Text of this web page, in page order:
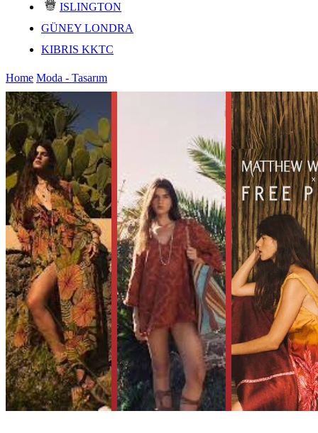
ISLINGTON
GÜNEY LONDRA
KIBRIS KKTC
Home Moda - Tasarım